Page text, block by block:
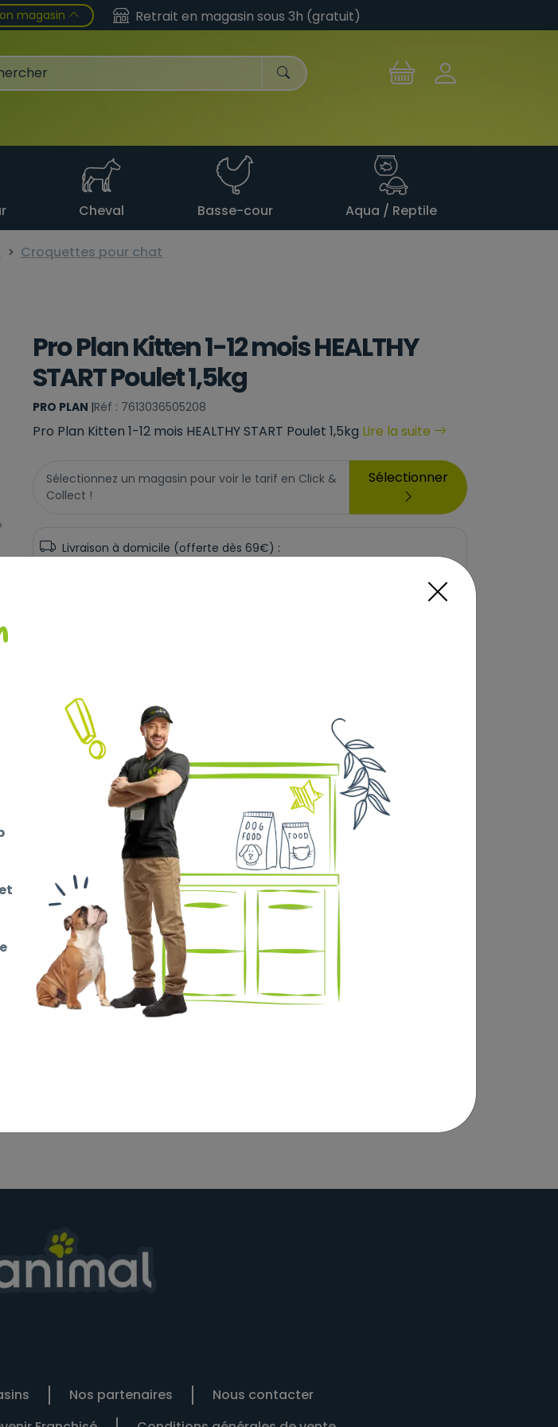
magasin Retrait en magasin sous 3h (gratuit)
Cheval Basse-cour Aqua / Reptile
Croquettes pour chat
Pro Plan Kitten 1-12 mois HEALTHY
START Poulet 1,5kg
PRO PLAN |Réf : 7613036505208
Pro Plan Kitten 1-12 mois HEALTHY START Poulet 1,5kg Lire la suite
Sélectionnez un magasin pour voir le tarif en Click &
Collect !
Sélectionner
Livraison à domicile (offerte dès 69€) :
Ce produit n'est disponible qu'en Click & Collect. Veuillez sélectionner un
Contient du DHA (acide docosahexaénoïque) pour aider à un
pour renforcer la réponse immunitaire du chaton jusqu'à +50%*
la réponse immunitaire de 24 chatons pendant 44 semaines. Contribue
de protéines et à une teneur équilibrée en minéraux. INGRÉDIENT N°1 :
de volaille déshydratées, Riz, Gluten de blé, Graisses animales,
Œufs déshydratés, Substances minérales, Hydrolysat, Levures, Huile de
Vit C: 140; Sulfate de fer (II) monohydraté: (Fe: 160); Iodate de calcium
monohydraté: (Mn: 60); Sulfate de zinc monohydraté: (Zn:
Cendres brutes: 7,5%, Cellulose brute: 1%, DHA (Acide
Nos partenaires
Nous contacter